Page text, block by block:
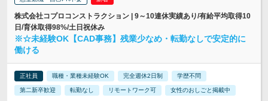
株式会社コプロコンストラクション | 9～10連休実績あり/有給平均取得10
日/育休取得98%/土日祝休み
※☆未経験OK【CAD事務】残業少なめ・転勤なしで安定的に
働ける
正社員 職種・業種未経験OK 完全週休2日制 学歴不問
第二新卒歓迎 転勤なし リモートワーク可 女性のおしごと掲載中